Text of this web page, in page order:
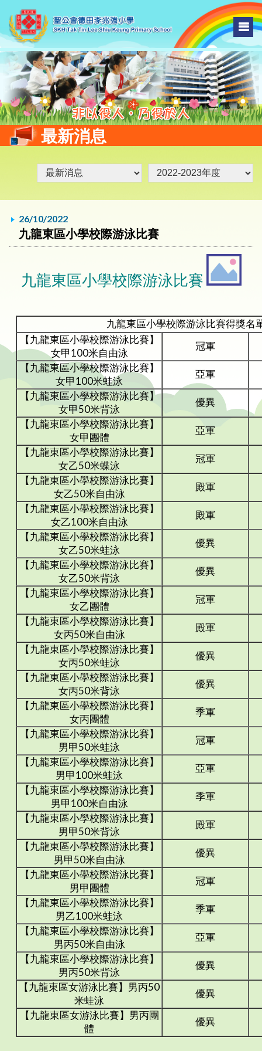
最新消息
26/10/2022
九龍東區小學校際游泳比賽
九龍東區小學校際游泳比賽
九龍東區小學校際游泳比賽得獎名
【九龍東區小學校際游泳比賽】
女甲100米自由泳
冠軍
【九龍東區小學校際游泳比賽】
女甲100米蛙泳
亞軍
【九龍東區小學校際游泳比賽】
女甲50米背泳
優異
【九龍東區小學校際游泳比賽】
女甲團體
亞軍
【九龍東區小學校際游泳比賽】
女乙50米蝶泳
冠軍
【九龍東區小學校際游泳比賽】
女乙50米自由泳
殿軍
【九龍東區小學校際游泳比賽】
女乙100米自由泳
殿軍
【九龍東區小學校際游泳比賽】
女乙50米蛙泳
優異
【九龍東區小學校際游泳比賽】
女乙50米背泳
優異
【九龍東區小學校際游泳比賽】
女乙團體
冠軍
【九龍東區小學校際游泳比賽】
女丙50米自由泳
殿軍
【九龍東區小學校際游泳比賽】
女丙50米蛙泳
優異
【九龍東區小學校際游泳比賽】
女丙50米背泳
優異
【九龍東區小學校際游泳比賽】
女丙團體
季軍
【九龍東區小學校際游泳比賽】
男甲50米蛙泳
冠軍
【九龍東區小學校際游泳比賽】
男甲100米蛙泳
亞軍
【九龍東區小學校際游泳比賽】
男甲100米自由泳
季軍
【九龍東區小學校際游泳比賽】
男甲50米背泳
殿軍
【九龍東區小學校際游泳比賽】
男甲50米自由泳
優異
【九龍東區小學校際游泳比賽】
男甲團體
冠軍
【九龍東區小學校際游泳比賽】
男乙100米蛙泳
季軍
【九龍東區小學校際游泳比賽】
男丙50米自由泳
亞軍
【九龍東區小學校際游泳比賽】
男丙50米背泳
優異
【九龍東區女游泳比賽】男丙50
米蛙泳
優異
【九龍東區女游泳比賽】男丙團
體
優異